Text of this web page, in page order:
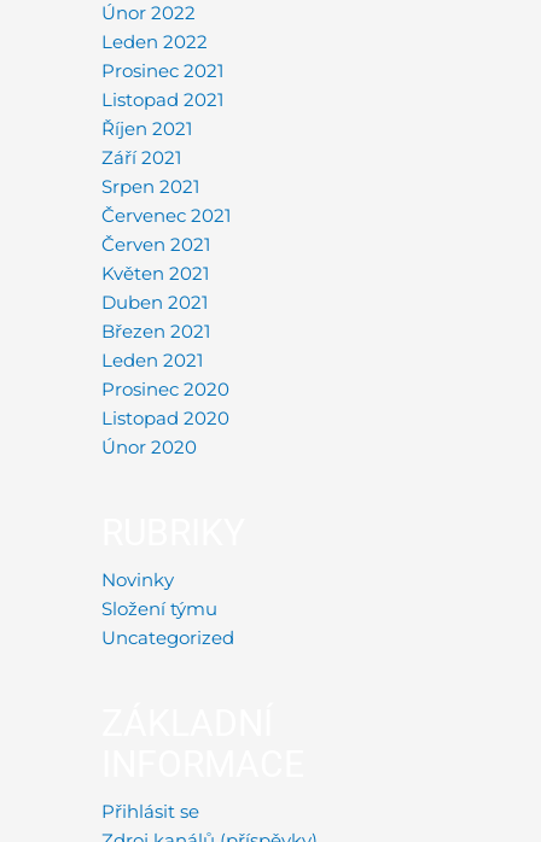
Únor 2022
Leden 2022
Prosinec 2021
Listopad 2021
Říjen 2021
Září 2021
Srpen 2021
Červenec 2021
Červen 2021
Květen 2021
Duben 2021
Březen 2021
Leden 2021
Prosinec 2020
Listopad 2020
Únor 2020
Novinky
Složení týmu
Uncategorized
Přihlásit se